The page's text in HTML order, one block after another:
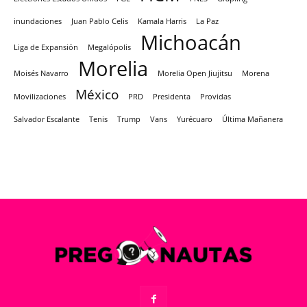
inundaciones Juan Pablo Celis Kamala Harris La Paz
Liga de Expansión Megalópolis Michoacán
Moisés Navarro Morelia Morelia Open Jiujitsu Morena
Movilizaciones México PRD Presidenta Providas
Salvador Escalante Tenis Trump Vans Yurécuaro Última Mañanera